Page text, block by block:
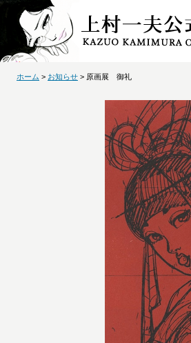
ホーム > お知らせ > 原画展 御礼